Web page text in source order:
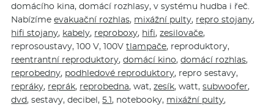
domácího kina, domácí rozhlasy, v systému hudba i řeč.
Nabízímeevakuační rozhlas, mixážní pulty, repro stojany,
hifi stojany, kabely, reproboxy, hifi,zesilovače,
reprosoustavy, 100 V, 100Vtlampače, reproduktory,
reentrantní reproduktory,domácí kino,domácí rozhlas,
reprobedny, podhledové reproduktory, repro sestavy,
repráky, reprák, reprobedna, wat,zesík, watt,subwoofer,
dvd, sestavy, decibel,5.1, notebooky, mixážní pulty,